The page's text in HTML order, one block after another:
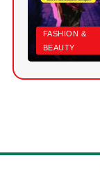
FASHION &
BEAUTY